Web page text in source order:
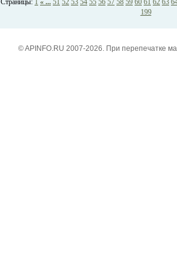
199
© APINFO.RU 2007-2026. При перепечатке